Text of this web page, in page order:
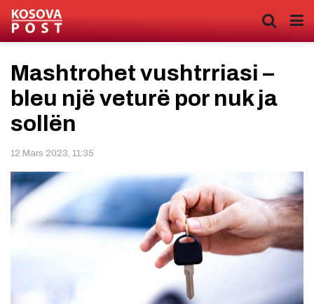
Mashtrohet vushtrriasi –
bleu një veturë por nuk ja
sollën
12 Mars 2023, 11:35